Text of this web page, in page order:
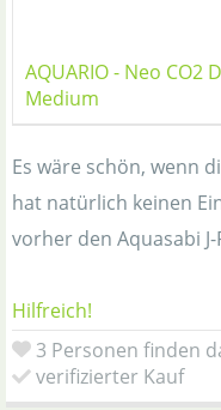
AQUARIO - Neo CO2
Medium
Es wäre schön, wenn
hat natürlich keinen
vorher den Aquasabi J-
Hilfreich!
3 Personen finden
verifizierter Kauf